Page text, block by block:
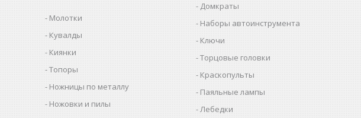
Молотки
Кувалды
Киянки
Топоры
Ножницы по металлу
Ножовки и пилы
Домкраты
Наборы автоинструмента
Ключи
Торцовые головки
Краскопульты
Паяльные лампы
Лебедки